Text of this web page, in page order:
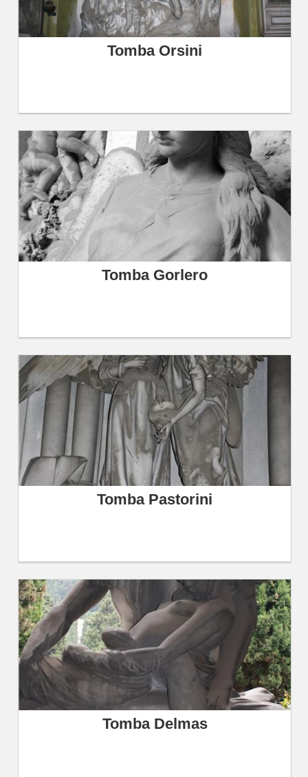
Tomba Orsini
Tomba Gorlero
Tomba Pastorini
Tomba Delmas